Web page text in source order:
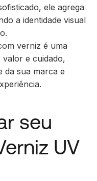
ele agrega
a identidade visual
verniz é uma
e cuidado,
da sua marca e
seu
UV